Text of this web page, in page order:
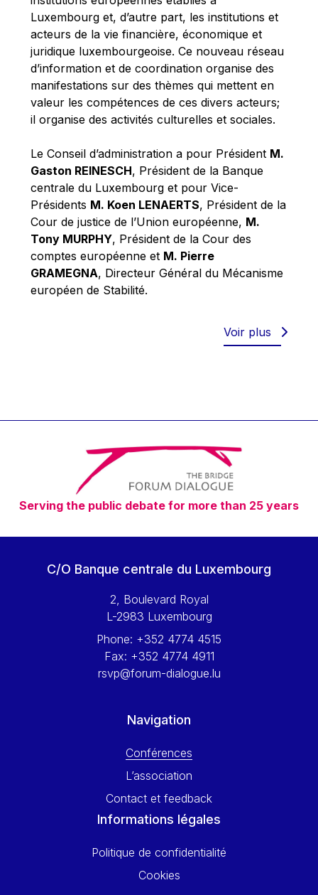
Michel Goedert
Mireille Delmas-Marty
Nobuo Tanaka
Otmar Issing
Paolo Mengozzi
Paschal Donohoe
Pat Cox
Patrizia Nanz
Philippe Maystadt
Pierre Gramegna
Richard Pelly
Robert Goebbels
Robert REYNDERS
Timothy Radcliffe
Vaclav Klaus
Vassilios Skouris
Vítor Manuel da Silva Caldeira
Viviane Reding
Walter Hagg
Wolfgang Ketterle
Yossi Beillin
Yves FRANCHET
Luxembourg et, d’autre part, les institutions et
acteurs de la vie financière, économique et
juridique luxembourgeoise. Ce nouveau réseau
d’information et de coordination organise des
manifestations sur des thèmes qui mettent en
valeur les compétences de ces divers acteurs;
il organise des activités culturelles et sociales.
Le Conseil d’administration a pour Président M.
Gaston REINESCH, Président de la Banque
centrale du Luxembourg et pour Vice-
Présidents M. Koen LENAERTS, Président de la
Cour de justice de l’Union européenne, M.
Tony MURPHY, Président de la Cour des
comptes européenne et M. Pierre
GRAMEGNA, Directeur Général du Mécanisme
européen de Stabilité.
Voir plus
Serving the public debate for more than 25 years
C/O Banque centrale du Luxembourg
2, Boulevard Royal
L-2983 Luxembourg
Phone: +352 4774 4515
Fax: +352 4774 4911
rsvp@forum-dialogue.lu
Navigation
Conférences
L’association
Contact et feedback
Informations légales
Politique de confidentialité
Cookies